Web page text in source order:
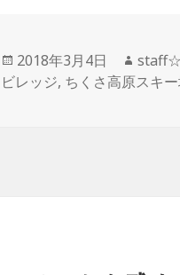
b r
投
稿
2018年3月4日
作
成
staff☆
ビレッジ, ちくさ高原スキ